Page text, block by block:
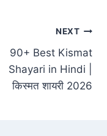
NEXT
90+ Best Kismat
Shayari in Hindi |
किस्मत शायरी 2026